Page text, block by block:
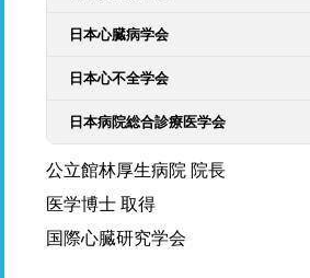
日本心臓病学会
日本心不全学会
日本病院総合診療医学会
公立館林厚生病院 院長
医学博士 取得
国際心臓研究学会